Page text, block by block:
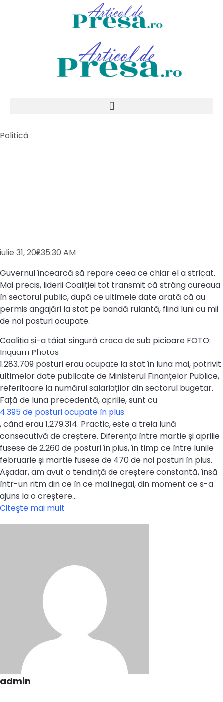
Politică
iulie 31, 20235:30 AM
Guvernul încearcă să repare ceea ce chiar el a stricat.
Mai precis, liderii Coaliției tot transmit că strâng cureaua
în sectorul public, după ce ultimele date arată că au
permis angajări la stat pe bandă rulantă, fiind luni cu mii
de noi posturi ocupate.
Coaliția și-a tăiat singură craca de sub picioare FOTO:
Inquam Photos
1.283.709 posturi erau ocupate la stat în luna mai, potrivit
ultimelor date publicate de Ministerul Finanțelor Publice,
referitoare la numărul salariaților din sectorul bugetar.
Față de luna precedentă, aprilie, sunt cu
4.395 de posturi ocupate în plus
, când erau 1.279.314. Practic, este a treia lună
consecutivă de creștere. Diferența între martie și aprilie
fusese de 2.260 de posturi în plus, în timp ce între lunile
februarie și martie fusese de 470 de noi posturi în plus.
Așadar, am avut o tendință de creștere constantă, însă
într-un ritm din ce în ce mai inegal, din moment ce s-a
ajuns la o creștere…
Citeşte mai mult
admin